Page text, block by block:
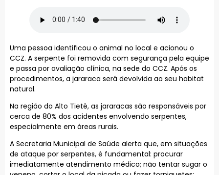
Uma pessoa identificou o animal no local e acionou o
CCZ. A serpente foi removida com segurança pela equipe
e passa por avaliação clínica, na sede do CCZ. Após os
procedimentos, a jararaca será devolvida ao seu habitat
natural.
Na região do Alto Tietê, as jararacas são responsáveis por
cerca de 80% dos acidentes envolvendo serpentes,
especialmente em áreas rurais.
A Secretaria Municipal de Saúde alerta que, em situações
de ataque por serpentes, é fundamental: procurar
imediatamente atendimento médico; não tentar sugar o